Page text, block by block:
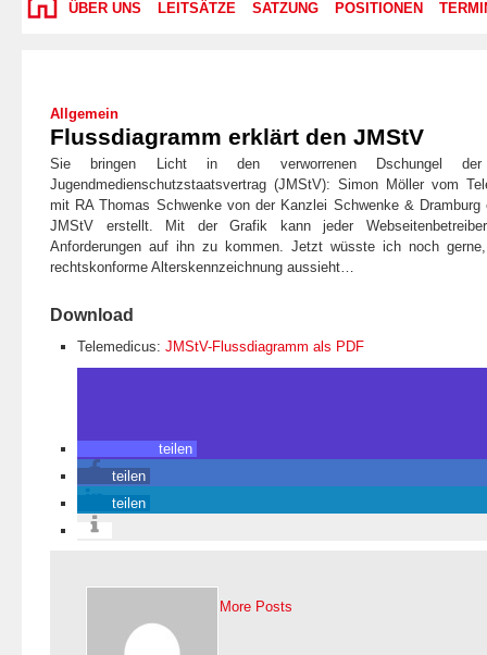
ÜBER UNS LEITSÄTZE SATZUNG POSITIONEN
Allgemein
Flussdiagramm erklärt den JMStV
Sie bringen Licht in den verworrenen Dschungel
Jugendmedienschutzstaatsvertrag (JMStV): Simon Möller vom
mit RA Thomas Schwenke von der Kanzlei Schwenke &
JMStV erstellt. Mit der Grafik kann jeder
Anforderungen auf ihn zu kommen. Jetzt wüsste ich noch
rechtskonforme Alterskennzeichnung aussieht…
Download
Telemedicus: JMStV-Flussdiagramm als PDF
teilen
teilen
teilen
More Posts